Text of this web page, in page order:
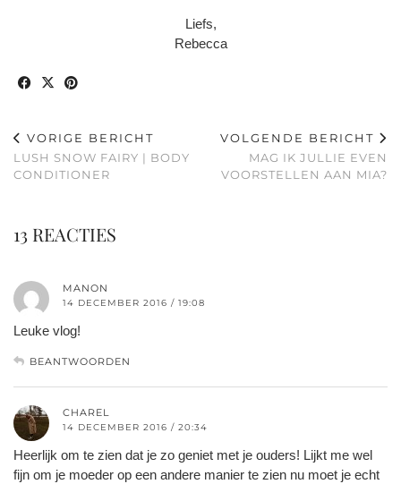
Liefs,
Rebecca
VORIGE BERICHT
LUSH SNOW FAIRY | BODY
CONDITIONER
VOLGENDE BERICHT
MAG IK JULLIE EVEN
VOORSTELLEN AAN MIA?
13 REACTIES
MANON
14 DECEMBER 2016 / 19:08
Leuke vlog!
BEANTWOORDEN
CHAREL
14 DECEMBER 2016 / 20:34
Heerlijk om te zien dat je zo geniet met je ouders! Lijkt me wel
fijn om je moeder op een andere manier te zien nu moet je echt